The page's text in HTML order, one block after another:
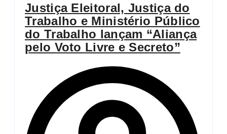
Justiça Eleitoral, Justiça do
Trabalho e Ministério Público
do Trabalho lançam “Aliança
pelo Voto Livre e Secreto”